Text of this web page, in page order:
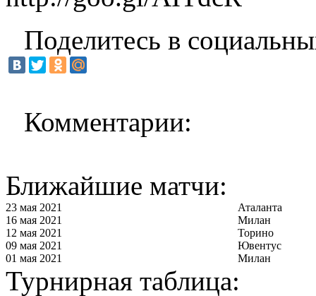
Поделитесь в
Комментарии:
Ближайшие матчи:
23 мая 2021
Аталанта
16 мая 2021
Милан
12 мая 2021
Торино
09 мая 2021
Ювентус
01 мая 2021
Милан
Турнирная таблица: